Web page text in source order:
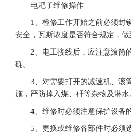
电耙子维修操作
1、检修工作开始之前必须封
安全，瓦斯浓度是否符合规定，做
2、电工接线后，应注意滚筒
确。
3、对需要打开的减速机、滚
施，严防掉入煤、矸等杂物及淋水
4、维修时必须注意保护设备
5、更换或维修各部件时必须